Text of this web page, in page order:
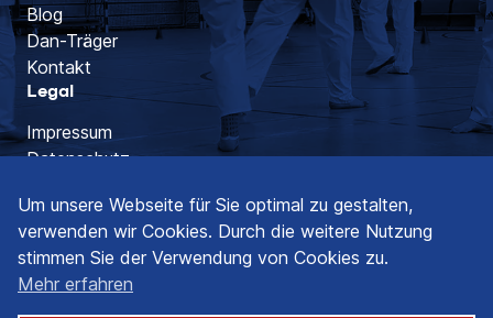
Um unsere Webseite für Sie optimal zu gestalten,
verwenden wir Cookies. Durch die weitere Nutzung
stimmen Sie der Verwendung von Cookies zu.
Mehr erfahren
Blog
Dan-Träger
Kontakt
Legal
Impressum
Datenschutz